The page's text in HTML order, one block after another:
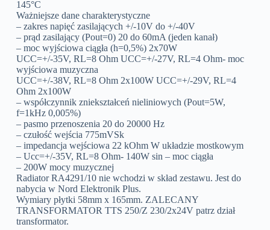
145°C
Ważniejsze dane charakterystyczne
– zakres napięć zasilających +/-10V do +/-40V
– prąd zasilający (Pout=0) 20 do 60mA (jeden kanał)
– moc wyjściowa ciągła (h=0,5%) 2x70W
UCC=+/-35V, RL=8 Ohm UCC=+/-27V, RL=4 Ohm- moc
wyjściowa muzyczna
UCC=+/-38V, RL=8 Ohm 2x100W UCC=+/-29V, RL=4
Ohm 2x100W
– współczynnik zniekształceń nieliniowych (Pout=5W,
f=1kHz 0,005%)
– pasmo przenoszenia 20 do 20000 Hz
– czułość wejścia 775mVSk
– impedancja wejściowa 22 kOhm W układzie mostkowym
– Ucc=+/-35V, RL=8 Ohm- 140W sin – moc ciągła
– 200W mocy muzycznej
Radiator RA4291/10 nie wchodzi w skład zestawu. Jest do
nabycia w Nord Elektronik Plus.
Wymiary płytki 58mm x 165mm. ZALECANY
TRANSFORMATOR TTS 250/Z 230/2x24V patrz dział
transformator.